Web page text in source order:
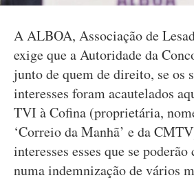
A ALBOA, Associação de
exige que a Autoridade da
junto de quem de direito, se os
interesses foram acautelados
TVI à Cofina (proprietária,
‘Correio da Manhã’ e da
interesses esses que se
numa indemnização de vários